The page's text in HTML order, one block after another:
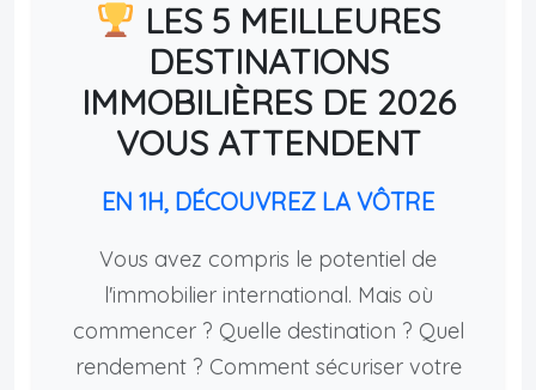
LES 5 MEILLEURES
DESTINATIONS
IMMOBILIÈRES DE 2026
VOUS ATTENDENT
EN 1H, DÉCOUVREZ LA VÔTRE
Vous avez compris le potentiel de
l'immobilier international. Mais où
commencer ? Quelle destination ? Quel
rendement ? Comment sécuriser votre